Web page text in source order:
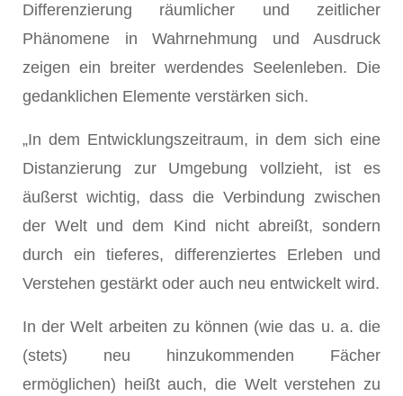
Differenzierung räumlicher und zeitlicher
Phänomene in Wahrnehmung und Ausdruck
zeigen ein breiter werdendes Seelenleben. Die
gedanklichen Elemente verstärken sich.
„In dem Entwicklungszeitraum, in dem sich eine
Distanzierung zur Umgebung vollzieht, ist es
äußerst wichtig, dass die Verbindung zwischen
der Welt und dem Kind nicht abreißt, sondern
durch ein tieferes, differenziertes Erleben und
Verstehen gestärkt oder auch neu entwickelt wird.
In der Welt arbeiten zu können (wie das u. a. die
(stets) neu hinzukommenden Fächer
ermöglichen) heißt auch, die Welt verstehen zu